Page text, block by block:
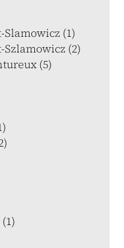
(1)
(2)
(5)